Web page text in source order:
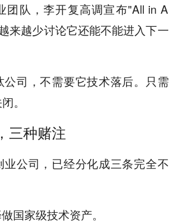
团队，李开复高调宣布"All in A
来越少讨论它还能不能进入下一
公司，不需要它技术落后。只需
。
三种赌注
业公司，已经分化成三条完全不
国家级技术资产。